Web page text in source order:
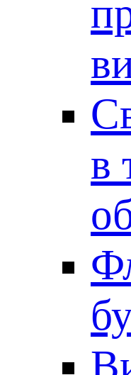
в